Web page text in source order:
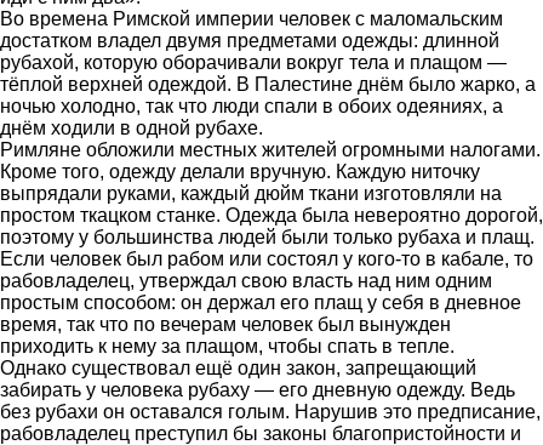
Во времена Римской империи человек с маломальским
достатком владел двумя предметами одежды: длинной
рубахой, которую оборачивали вокруг тела и плащом —
тёплой верхней одеждой. В Палестине днём было жарко, а
ночью холодно, так что люди спали в обоих одеяниях, а
днём ходили в одной рубахе.
Римляне обложили местных жителей огромными налогами.
Кроме того, одежду делали вручную. Каждую ниточку
выпрядали руками, каждый дюйм ткани изготовляли на
простом ткацком станке. Одежда была невероятно дорогой,
поэтому у большинства людей были только рубаха и плащ.
Если человек был рабом или состоял у кого-то в кабале, то
рабовладелец, утверждал свою власть над ним одним
простым способом: он держал его плащ у себя в дневное
время, так что по вечерам человек был вынужден
приходить к нему за плащом, чтобы спать в тепле.
Однако существовал ещё один закон, запрещающий
забирать у человека рубаху — его дневную одежду. Ведь
без рубахи он оставался голым. Нарушив это предписание,
рабовладелец преступил бы законы благопристойности и